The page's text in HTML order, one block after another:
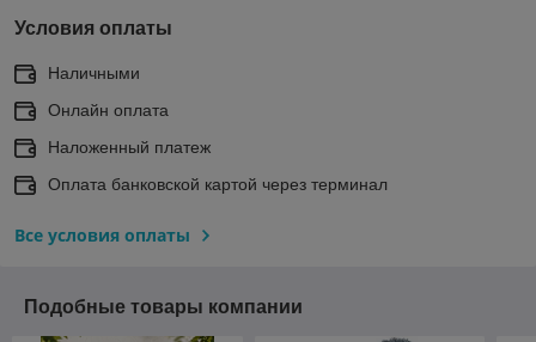
Условия оплаты
Наличными
Онлайн оплата
Наложенный платеж
Оплата банковской картой через терминал
Все условия оплаты
Подобные товары компании